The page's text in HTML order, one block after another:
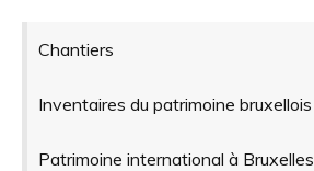
Chantiers
Inventaires du patrimoine bruxellois
Patrimoine international à Bruxelles